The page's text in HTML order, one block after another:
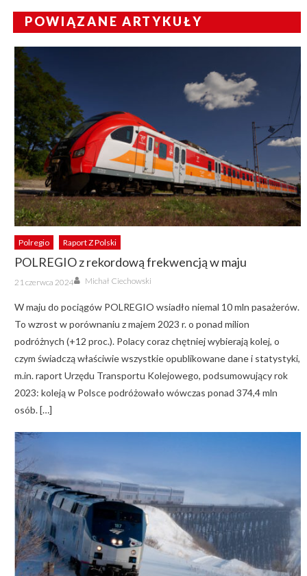
POWIĄZANE ARTYKUŁY
Polregio Raport Z Polski
POLREGIO z rekordową frekwencją w maju
Posted
on
21 czerwca 2024 Author
Michał Ciechowski
W maju do pociągów POLREGIO wsiadło niemal 10 mln pasażerów.
To wzrost w porównaniu z majem 2023 r. o ponad milion
podróżnych (+12 proc.). Polacy coraz chętniej wybierają kolej, o
czym świadczą właściwie wszystkie opublikowane dane i statystyki,
m.in. raport Urzędu Transportu Kolejowego, podsumowujący rok
2023: koleją w Polsce podróżowało wówczas ponad 374,4 mln
osób. […]